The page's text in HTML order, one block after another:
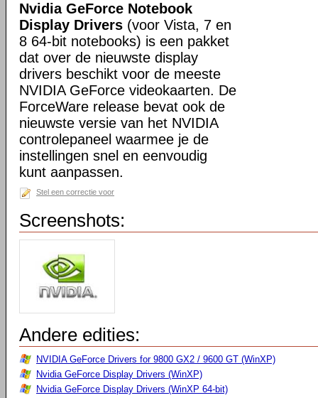
Nvidia GeForce Notebook
Display Drivers (voor Vista, 7 en
8 64-bit notebooks) is een pakket
dat over de nieuwste display
drivers beschikt voor de meeste
NVIDIA GeForce videokaarten. De
ForceWare release bevat ook de
nieuwste versie van het NVIDIA
controlepaneel waarmee je de
instellingen snel en eenvoudig
kunt aanpassen.
Stel een correctie voor
Screenshots:
Andere edities:
NVIDIA GeForce Drivers for 9800 GX2 / 9600 GT (WinXP)
Nvidia GeForce Display Drivers (WinXP)
Nvidia GeForce Display Drivers (WinXP 64-bit)